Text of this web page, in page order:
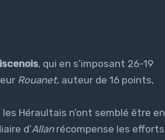
, qui en s’imposant 26-19
Rouanet, auteur de 16 points,
Héraultais n’ont semblé être en
d’Allanrécompense les efforts